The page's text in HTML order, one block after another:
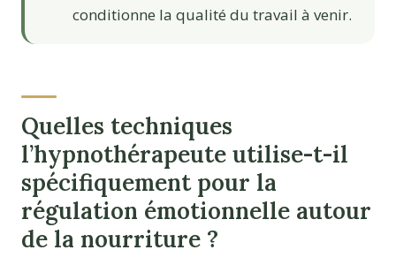
conditionne la qualité du travail à venir.
Quelles techniques
l’hypnothérapeute utilise-t-il
spécifiquement pour la
régulation émotionnelle autour
de la nourriture ?